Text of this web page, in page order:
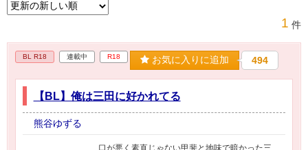
1 件
BL R18 連載中 R18 お気に入りに追加 494
【BL】俺は三田に好かれてる
熊谷ゆずる
口が悪く素直じゃない甲斐と地味で暗かった三